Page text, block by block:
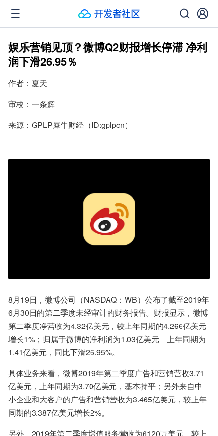
娱乐营销见顶？微博Q2财报增长停滞 净利
润下滑26.95％
作者：夏天
审校：一条辉
来源：GPLP犀牛财经（ID:gplpcn）
8月19日，微博公司（NASDAQ：WB）公布了截至2019年
6月30日的第二季度未经审计的财务报告。财报显示，微博
第二季度净营收为4.32亿美元，较上年同期的4.266亿美元
增长1%；归属于微博的净利润为1.03亿美元，上年同期为
1.41亿美元，同比下滑26.95%。
具体业务来看，微博2019年第二季度广告和营销营收3.71
亿美元，上年同期为3.70亿美元，基本持平；另外来自中
小企业和大客户的广告和营销营收为3.465亿美元，较上年
同期的3.387亿美元增长2%。
另外，2019年第二季度增值服务营收为6120万美元，较上